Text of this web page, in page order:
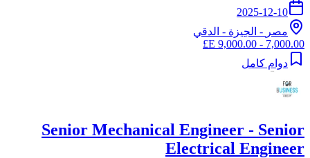
2025-12-10
مصر - الجيزة - الدقي
7,000.00 - 9,000.00 E£
دوام كامل
Senior Mechanical Engineer - Senior
Electrical Engineer